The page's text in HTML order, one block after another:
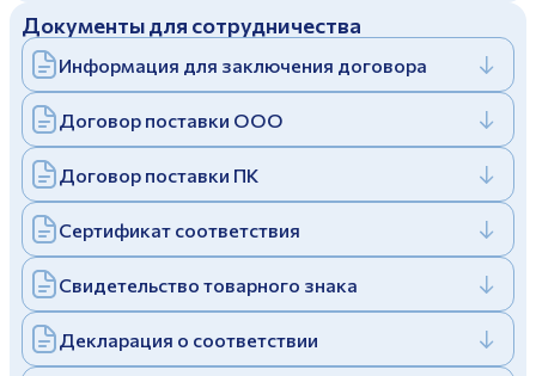
Отправить
Заполняя и отправляя форму, вы соглашаетесь
cполитикой конфиденциальности
Заполняя и отправляя форму, вы соглашаетесь
cполитикой конфиденциальности
Дулевский фарфоровый завод ©
Политика конфиденциальности
Документы для сотрудничества
Информация для заключения договора
Договор поставки ООО
Договор поставки ПК
Сертификат соответствия
Свидетельство товарного знака
Декларация о соответствии